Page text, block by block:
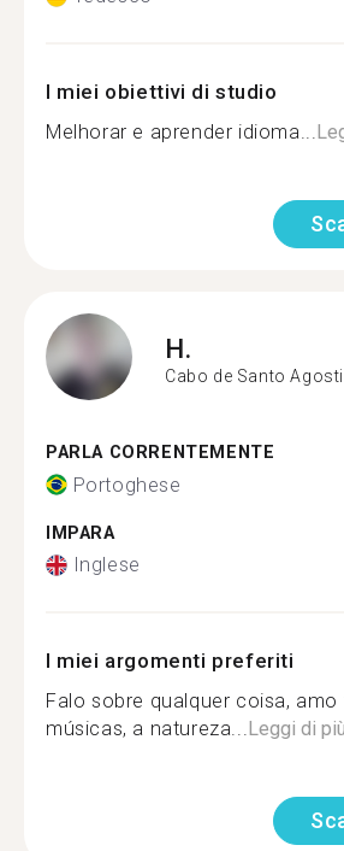
I miei obiettivi di studio
Melhorar e aprender idioma...
H.
Cabo de Santo
PARLA CORRENTEMENTE
Portoghese
IMPARA
Inglese
I miei argomenti preferiti
Falo sobre qualquer coisa, amo
músicas, a natureza...Leggi di più